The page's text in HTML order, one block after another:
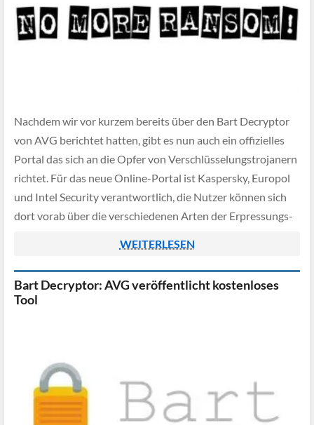
Nachdem wir vor kurzem bereits über den Bart Decryptor
von AVG berichtet hatten, gibt es nun auch ein offizielles
Portal das sich an die Opfer von Verschlüsselungstrojanern
richtet. Für das neue Online-Portal ist Kaspersky, Europol
und Intel Security verantwortlich, die Nutzer können sich
dort vorab über die verschiedenen Arten der Erpressungs-
WEITERLESEN
Bart Decryptor: AVG veröffentlicht kostenloses
Tool